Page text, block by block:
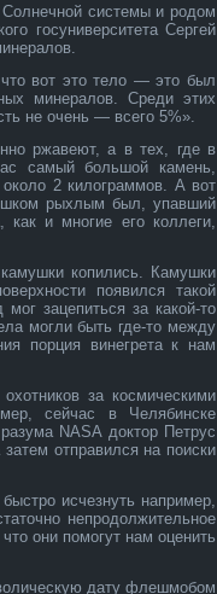
системы и родом
госуниверситета Сергей
вот это тело — это был
минералов. Среди этих
не очень — всего 5%».
ржавеют, а в тех, где в
самый большой камень,
2 килограммов. А вот
рыхлым был, упавший
и многие его коллеги,
копились. Камушки
появился такой
зацепиться за какой-то
могли быть где-то между
порция винегрета к нам
за космическими
сейчас в Челябинске
NASA доктор Петрус
отправился на поиски
исчезнуть например,
непродолжительное
они помогут нам оценить
дату флешмобом